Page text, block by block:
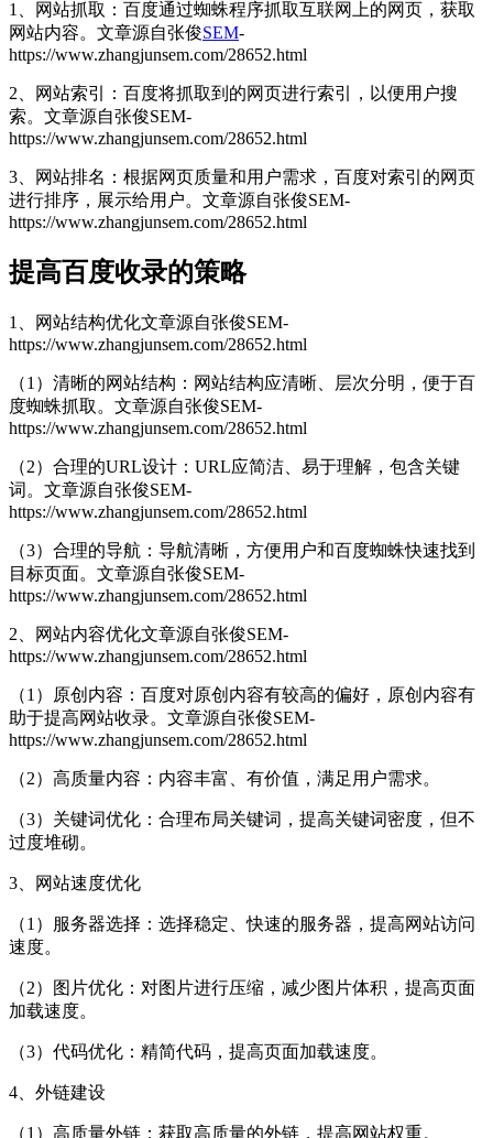
1、网站抓取：百度通过蜘蛛程序抓取互联网上的网页，获取
网站内容。 文章源自张俊SEM-
https://www.zhangjunsem.com/28652.html
2、网站索引：百度将抓取到的网页进行索引，以便用户搜
索。 文章源自张俊SEM-
https://www.zhangjunsem.com/28652.html
3、网站排名：根据网页质量和用户需求，百度对索引的网页
进行排序，展示给用户。 文章源自张俊SEM-
https://www.zhangjunsem.com/28652.html
提高百度收录的策略
1、网站结构优化文章源自张俊SEM-
https://www.zhangjunsem.com/28652.html
（1）清晰的网站结构：网站结构应清晰、层次分明，便于百
度蜘蛛抓取。 文章源自张俊SEM-
https://www.zhangjunsem.com/28652.html
（2）合理的URL设计：URL应简洁、易于理解，包含关键
词。 文章源自张俊SEM-
https://www.zhangjunsem.com/28652.html
（3）合理的导航：导航清晰，方便用户和百度蜘蛛快速找到
目标页面。 文章源自张俊SEM-
https://www.zhangjunsem.com/28652.html
2、网站内容优化文章源自张俊SEM-
https://www.zhangjunsem.com/28652.html
（1）原创内容：百度对原创内容有较高的偏好，原创内容有
助于提高网站收录。 文章源自张俊SEM-
https://www.zhangjunsem.com/28652.html
（2）高质量内容：内容丰富、有价值，满足用户需求。
（3）关键词优化：合理布局关键词，提高关键词密度，但不
过度堆砌。
3、网站速度优化
（1）服务器选择：选择稳定、快速的服务器，提高网站访问
速度。
（2）图片优化：对图片进行压缩，减少图片体积，提高页面
加载速度。
（3）代码优化：精简代码，提高页面加载速度。
4、外链建设
（1）高质量外链：获取高质量的外链，提高网站权重。